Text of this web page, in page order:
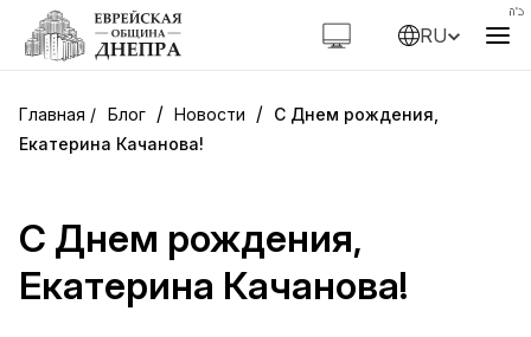
RU
Блог / Новости / С Днем рождения,
Екатерина Качанова!
С Днем рождения,
Екатерина Качанова!